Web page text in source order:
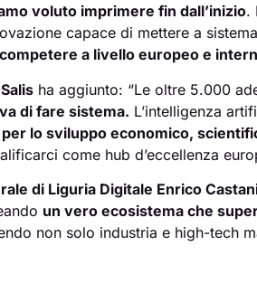
voluto imprimere fin dall’inizio.
capace di mettere a
competere a livello europeo e
ha aggiunto: “Le oltre 5.000
di fare sistema. L’intelligenza
lo sviluppo economico,
come hub d’eccellenza
di Liguria Digitale Enrico
un vero ecosistema che
non solo industria e high-tech